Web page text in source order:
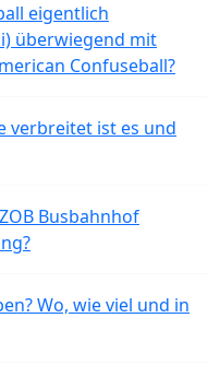
eigentlich
überwiegend mit
Confuseball?
verbreitet ist es und
Busbahnhof
Wo, wie viel und in